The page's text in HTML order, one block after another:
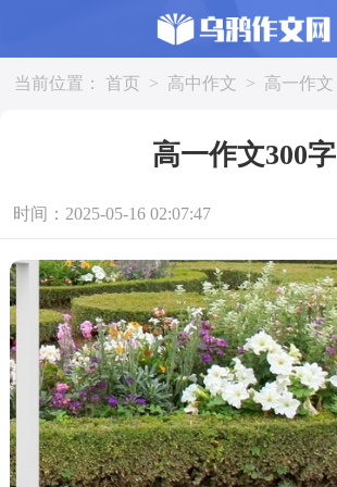
当前位置： 首页 > 高中作文 > 高一作文
高一作文300字
时间：2025-05-16 02:07:47